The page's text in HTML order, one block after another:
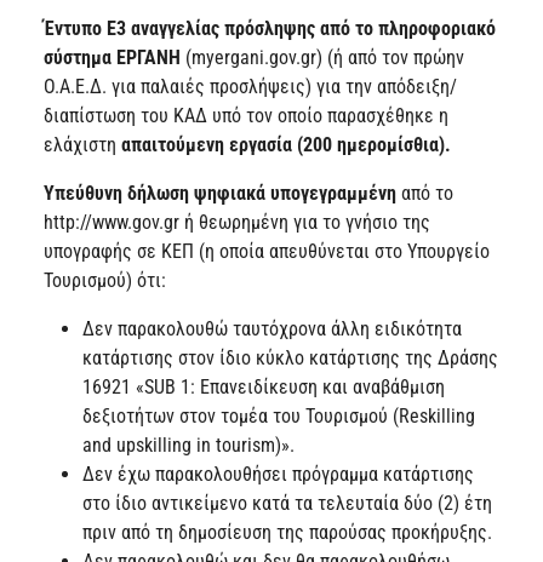
Έντυπο Ε3 αναγγελίας πρόσληψης από το πληροφοριακό
σύστημα ΕΡΓΑΝΗ (myergani.gov.gr) (ή από τον πρώην
Ο.Α.Ε.Δ. για παλαιές προσλήψεις) για την απόδειξη/
διαπίστωση του ΚΑΔ υπό τον οποίο παρασχέθηκε η
ελάχιστη απαιτούμενη εργασία (200 ημερομίσθια).
Υπεύθυνη δήλωση ψηφιακά υπογεγραμμένη από το
http://www.gov.gr ή θεωρημένη για το γνήσιο της
υπογραφής σε ΚΕΠ (η οποία απευθύνεται στο Υπουργείο
Τουρισμού) ότι:
Δεν παρακολουθώ ταυτόχρονα άλλη ειδικότητα
κατάρτισης στον ίδιο κύκλο κατάρτισης της Δράσης
16921 «SUB 1: Επανειδίκευση και αναβάθμιση
δεξιοτήτων στον τομέα του Τουρισμού (Reskilling
and upskilling in tourism)».
Δεν έχω παρακολουθήσει πρόγραμμα κατάρτισης
στο ίδιο αντικείμενο κατά τα τελευταία δύο (2) έτη
πριν από τη δημοσίευση της παρούσας προκήρυξης.